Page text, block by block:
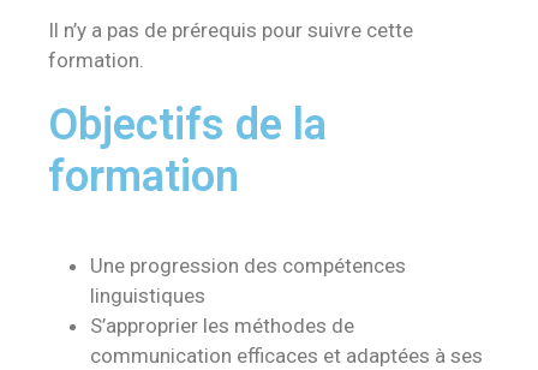
Il n’y a pas de prérequis pour suivre cette
formation.
Objectifs de la
formation
Une progression des compétences
linguistiques
S’approprier les méthodes de
communication efficaces et adaptées à ses